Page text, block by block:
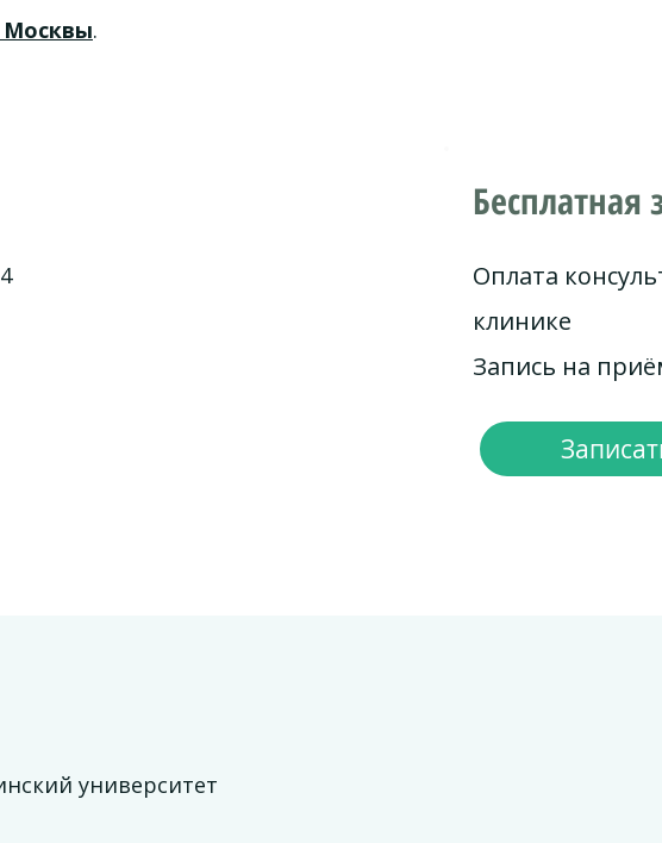
Москвы.
Бесплатная
Оплата
клинике
Запись на
университет